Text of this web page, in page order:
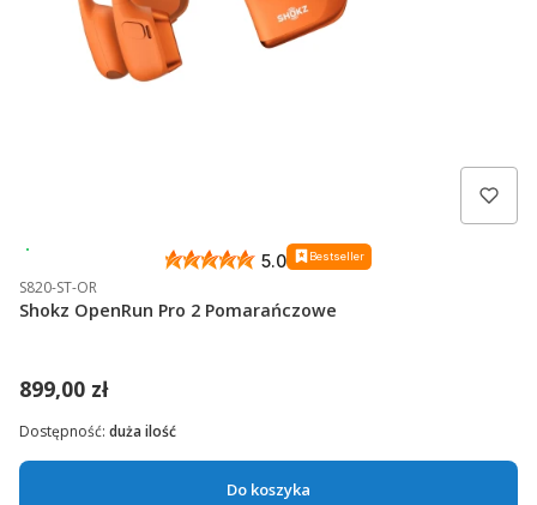
5.0 Bestseller
S820-ST-OR
Shokz OpenRun Pro 2 Pomarańczowe
899,00 zł
Do koszyka
Dostępność: duża ilość